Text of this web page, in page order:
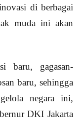
di berbagai
muda ini akan
baru, gagasan-
baru, sehingga
negara ini,
DKI Jakarta